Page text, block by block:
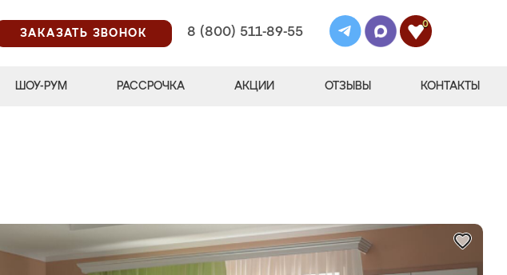
ЗАКАЗАТЬ ЗВОНОК
8 (800) 511-89-55
0
ШОУ-РУМ РАССРОЧКА АКЦИИ ОТЗЫВЫ КОНТАКТЫ